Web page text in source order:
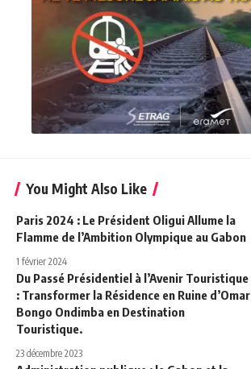
You Might Also Like
Paris 2024 : Le Président Oligui Allume la
Flamme de l’Ambition Olympique au Gabon
1 février 2024
Du Passé Présidentiel à l’Avenir Touristique
: Transformer la Résidence en Ruine d’Omar
Bongo Ondimba en Destination
Touristique.
23 décembre 2023